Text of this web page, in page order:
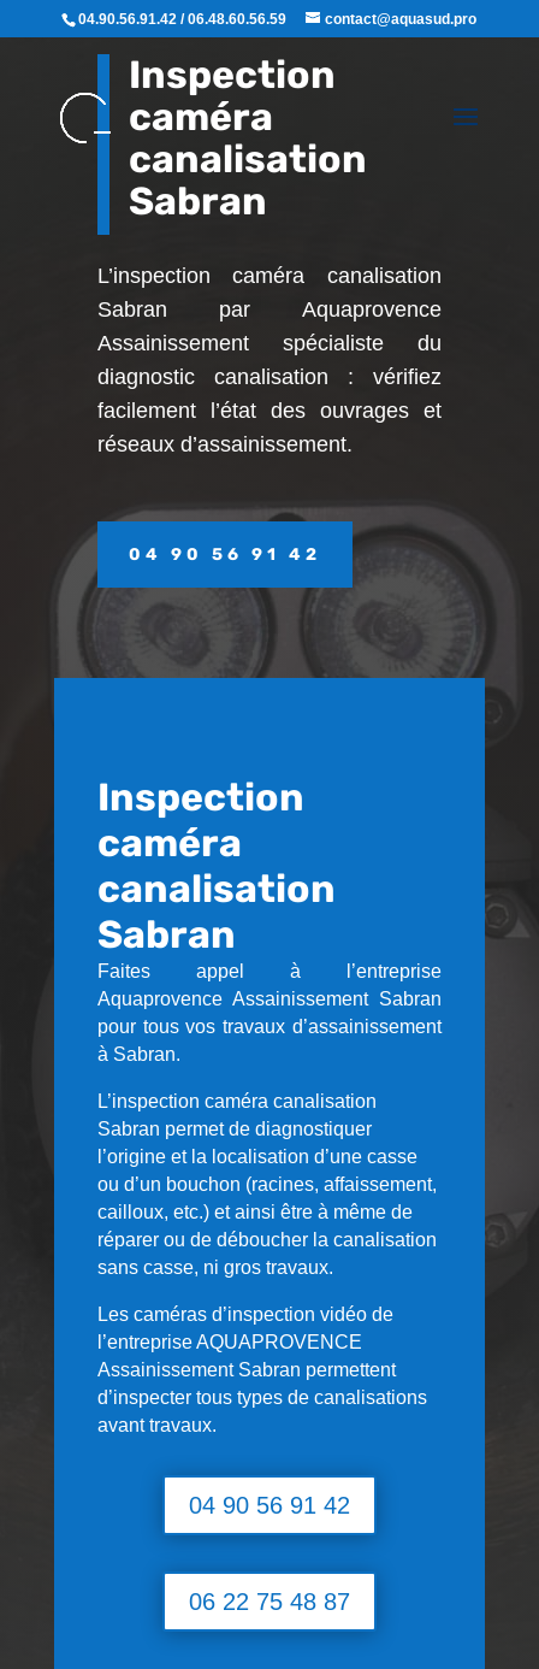
04.90.56.91.42 / 06.48.60.56.59 contact@aquasud.pro
Inspection
caméra
canalisation
Sabran
L’inspection caméra canalisation
Sabran par Aquaprovence
Assainissement spécialiste du
diagnostic canalisation : vérifiez
facilement l’état des ouvrages et
réseaux d’assainissement.
04 90 56 91 42
Inspection
caméra
canalisation
Sabran
Faites appel à l’entreprise
Aquaprovence Assainissement Sabran
pour tous vos travaux d’assainissement
à Sabran.
L’inspection caméra canalisation
Sabran permet de diagnostiquer
l’origine et la localisation d’une casse
ou d’un bouchon (racines, affaissement,
cailloux, etc.) et ainsi être à même de
réparer ou de déboucher la canalisation
sans casse, ni gros travaux.
Les caméras d’inspection vidéo de
l’entreprise AQUAPROVENCE
Assainissement Sabran permettent
d’inspecter tous types de canalisations
avant travaux.
04 90 56 91 42
06 22 75 48 87